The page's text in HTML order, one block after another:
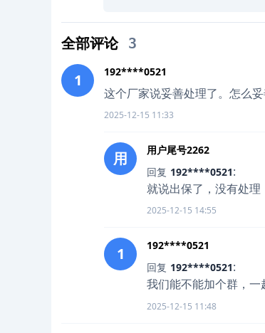
全部评论 3
1 192****0521
这个厂家说妥善处理了。怎么妥
2025-12-15 11:33
用
用户尾号2262
回复 192****0521:
就说出保了，没有处理
2025-12-15 14:55
1
192****0521
回复 192****0521:
我们能不能加个群，
2025-12-15 11:48